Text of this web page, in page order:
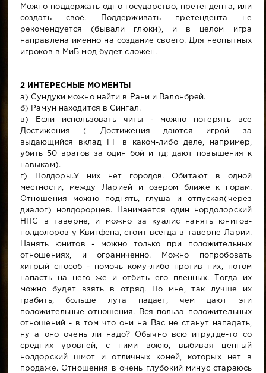
Можно поддержать одно государство, претендента, или
создать своё. Поддерживать претендента не
рекомендуется (бывали глюки), и в целом игра
направлена именно на создание своего. Для неопытных
игроков в МиБ мод будет сложен.
2 ИНТЕРЕСНЫЕ МОМЕНТЫ
а) Сундуки можно найти в Рани и Валонбрей.
б) Рамун находится в Сингал.
в) Если использовать читы - можно потерять все
Достижения ( Достижения даются игрой за
выдающийся вклад ГГ в каком-либо деле, например,
убить 50 врагов за один бой и тд; дают повышения к
навыкам).
г) Нолдоры.У них нет городов. Обитают в одной
местности, между Ларией и озером ближе к горам.
Отношения можно поднять, глуша и отпуская(через
диалог) нолдорорцев. Нанимается один нордолорский
НПС в таверне, и можно за куалис нанять юнитов-
нолдолоров у Квигфена, стоит всегда в таверне Ларии.
Нанять юнитов - можно только при положительных
отношениях, и ограниченно. Можно попробовать
хитрый способ - помочь кому-либо против них, потом
напасть на него же и отбить его пленных. Тогда их
можно будет взять в отряд. По мне, так лучше их
грабить, больше лута падает, чем дают эти
положительные отношения. Вся польза положительных
отношений - в том что они на Вас не станут нападать,
ну а оно очень ли надо? Обычно всю игру,где-то со
средних уровней, с ними воюю, выбивая ценный
нолдорский шмот и отличных коней, которых нет в
продаже. Отношения в очень глубокий минус стараюсь